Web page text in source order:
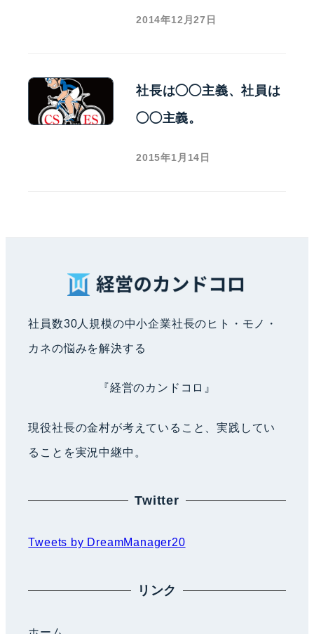
2014年12月27日
社長は◯◯主義、社員は
◯◯主義。
2015年1月14日
社員数30人規模の中小企業社長のヒト・モノ・
カネの悩みを解決する
『経営のカンドコロ』
現役社長の金村が考えていること、実践してい
ることを実況中継中。
Twitter
Tweets by DreamManager20
リンク